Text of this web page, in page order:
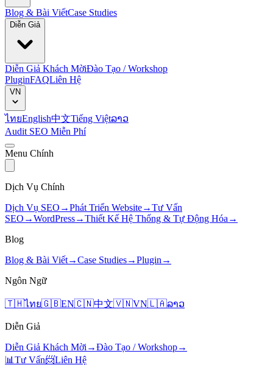
Blog & Bài ViếtCase Studies
Diễn Giả
Diễn Giả Khách MờiĐào Tạo / Workshop
PluginFAQLiên Hệ
VN
ไทยEnglish中文Tiếng Việtລາວ
Audit SEO Miễn Phí
Menu Chính
Dịch Vụ Chính
Dịch Vụ SEO →Phát Triển Website→Tư Vấn
SEO →WordPress→Thiết Kế Hệ Thống & Tự Động Hóa →
Blog
Blog & Bài Viết→Case Studies→Plugin →
Ngôn Ngữ
🇹🇭ไทย🇬🇧EN🇨🇳中文🇻🇳VN🇱🇦ລາວ
Diễn Giả
Diễn Giả Khách Mời →Đào Tạo / Workshop→
📊 Tư Vấn📨Liên Hệ